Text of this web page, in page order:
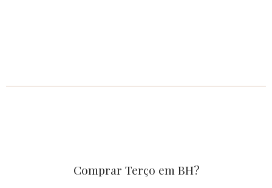
Comprar Terço em BH?